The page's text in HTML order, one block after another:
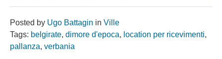
Posted by Ugo Battagin in Ville
Tags: belgirate, dimore d'epoca, location per ricevimenti,
pallanza, verbania